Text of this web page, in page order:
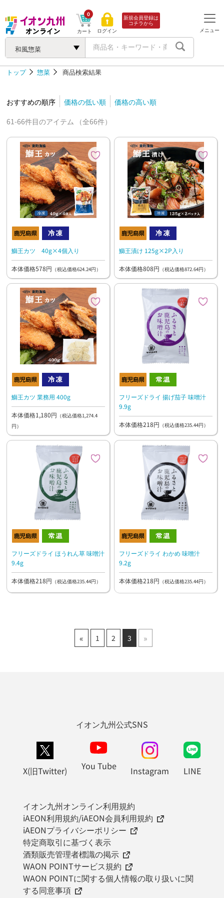
和風惣菜
カート
0
ログイン
新規会員登録は
コチラから
メニュー
トップ 惣菜 商品検索結果
おすすめの順序 価格の低い順
価格の高い順
61-66件目のアイテム （全66件）
鰤王カツ 40g×4個入り
本体価格578円 （税込価格624.24円）
鰤王漬け 125g×2P入り
本体価格808円 （税込価格872.64円）
鰤王カツ 業務用 400g
本体価格1,180円 （税込価格1,274.4
円）
フリーズドライ 揚げ茄子 味噌汁
9.9g
本体価格218円 （税込価格235.44円）
フリーズドライ ほうれん草 味噌汁
9.4g
本体価格218円 （税込価格235.44円）
フリーズドライ わかめ 味噌汁
9.2g
本体価格218円 （税込価格235.44円）
« 1 2 3 »
イオン九州公式SNS
X(旧Twitter) You Tube Instagram LINE
イオン九州オンライン利用規約
iAEON利用規約/iAEON会員利用規約
iAEONプライバシーポリシー
特定商取引に基づく表示
酒類販売管理者標識の掲示
WAON POINTサービス規約
WAON POINTに関する個人情報の取り扱いに関
する同意事項